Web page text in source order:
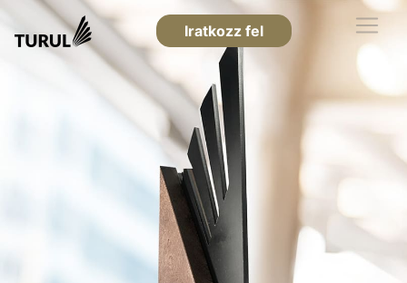
Iratkozz fel